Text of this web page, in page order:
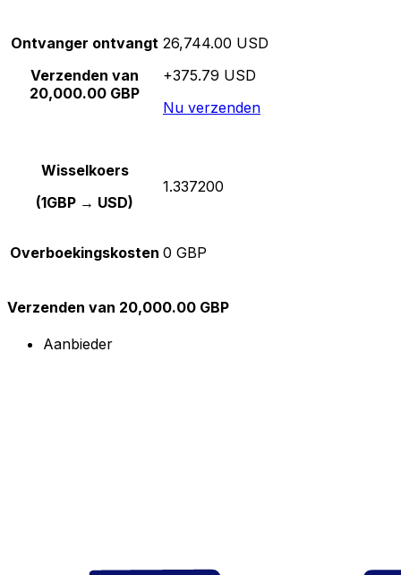
Ontvanger ontvangt
Verzenden van
20,000.00 GBP
26,744.00 USD
+375.79 USD
Nu verzenden
Wisselkoers
(1GBP → USD)
1.337200
Overboekingskosten 0 GBP
Verzenden van 20,000.00 GBP
Aanbieder